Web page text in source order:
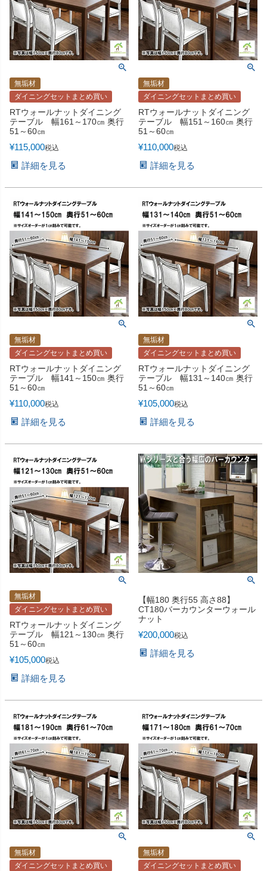
無垢材
ダイニングセットまとめ買い
RTウォールナットダイニング
テーブル 幅161～170㎝ 奥行
51～60㎝
¥115,000税込
詳細を見る
無垢材
ダイニングセットまとめ買い
RTウォールナットダイニング
テーブル 幅151～160㎝ 奥行
51～60㎝
¥110,000税込
詳細を見る
無垢材
ダイニングセットまとめ買い
RTウォールナットダイニング
テーブル 幅141～150㎝ 奥行
51～60㎝
¥110,000税込
詳細を見る
無垢材
ダイニングセットまとめ買い
RTウォールナットダイニング
テーブル 幅131～140㎝ 奥行
51～60㎝
¥105,000税込
詳細を見る
無垢材
ダイニングセットまとめ買い
RTウォールナットダイニング
テーブル 幅121～130㎝ 奥行
51～60㎝
¥105,000税込
詳細を見る
【幅180 奥行55 高さ88】
CT180バーカウンターウォール
ナット
¥200,000税込
詳細を見る
無垢材
ダイニングセットまとめ買い
無垢材
ダイニングセットまとめ買い